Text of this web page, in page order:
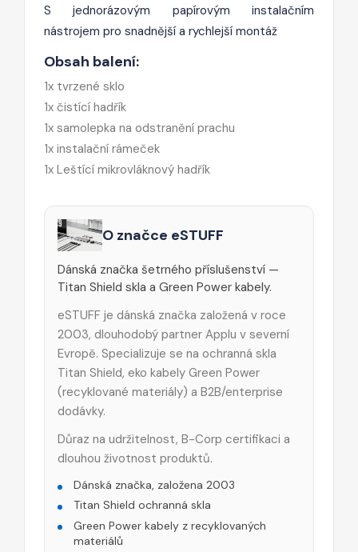
S jednorázovým papírovým instalačním
nástrojem pro snadnější a rychlejší montáž
Obsah balení:
1x tvrzené sklo
1x čistící hadřík
1x samolepka na odstranění prachu
1x instalační rámeček
1x Leštící mikrovláknový hadřík
O značce eSTUFF
Dánská značka šetrného příslušenství —
Titan Shield skla a Green Power kabely.
eSTUFF je dánská značka založená v roce
2003, dlouhodobý partner Applu v severní
Evropě. Specializuje se na ochranná skla
Titan Shield, eko kabely Green Power
(recyklované materiály) a B2B/enterprise
dodávky.
Důraz na udržitelnost, B-Corp certifikaci a
dlouhou životnost produktů.
Dánská značka, založena 2003
Titan Shield ochranná skla
Green Power kabely z recyklovaných
materiálů